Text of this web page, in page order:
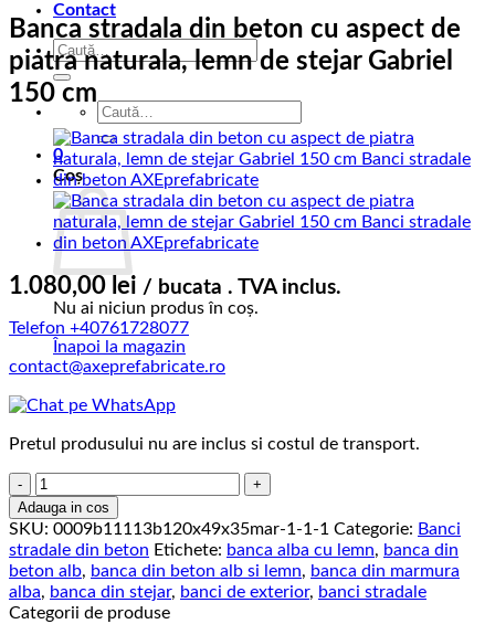
Contact
Caută
după:
Caută
după:
0
Coș
Nu ai niciun produs în coș.
Înapoi la magazin
Banca stradala din beton cu aspect de
piatra naturala, lemn de stejar Gabriel
150 cm
1.080,00 lei / bucata . TVA inclus.
Telefon +40761728077
contact@axeprefabricate.ro
Pretul produsului nu are inclus si costul de transport.
Cantitate
Banca
stradala
din
beton
cu
aspect
Adauga in cos
SKU: 0009b11113b120x49x35mar-1-1-1 Categorie: Banci
stradale din beton Etichete: banca alba cu lemn, banca din
beton alb, banca din beton alb si lemn, banca din marmura
alba, banca din stejar, banci de exterior, banci stradale
Categorii de produse